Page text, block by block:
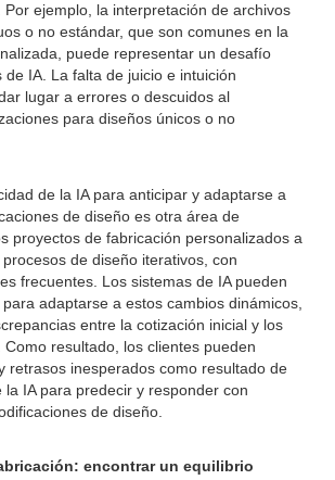
Por ejemplo, la interpretación de archivos
o no estándar, que son comunes en la
puede representar un desafío
de IA. La falta de juicio e intuición
lugar a errores o descuidos al
para diseños únicos o no
de la IA para anticipar y adaptarse a
de diseño es otra área de
proyectos de fabricación personalizados a
de diseño iterativos, con
frecuentes. Los sistemas de IA pueden
adaptarse a estos cambios dinámicos,
entre la cotización inicial y los
Como resultado, los clientes pueden
retrasos inesperados como resultado de
la IA para predecir y responder con
de diseño.
encontrar un equilibrio